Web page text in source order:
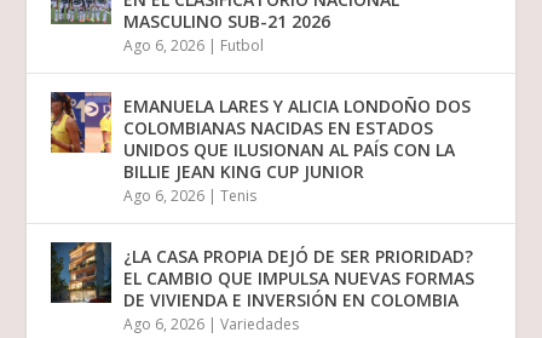
MASCULINO SUB-21 2026
Ago 6, 2026 | Futbol
EMANUELA LARES Y ALICIA LONDOÑO DOS
COLOMBIANAS NACIDAS EN ESTADOS
UNIDOS QUE ILUSIONAN AL PAÍS CON LA
BILLIE JEAN KING CUP JUNIOR
Ago 6, 2026 |Tenis
¿LA CASA PROPIA DEJÓ DE SER PRIORIDAD?
EL CAMBIO QUE IMPULSA NUEVAS FORMAS
DE VIVIENDA E INVERSIÓN EN COLOMBIA
Ago 6, 2026 |Variedades